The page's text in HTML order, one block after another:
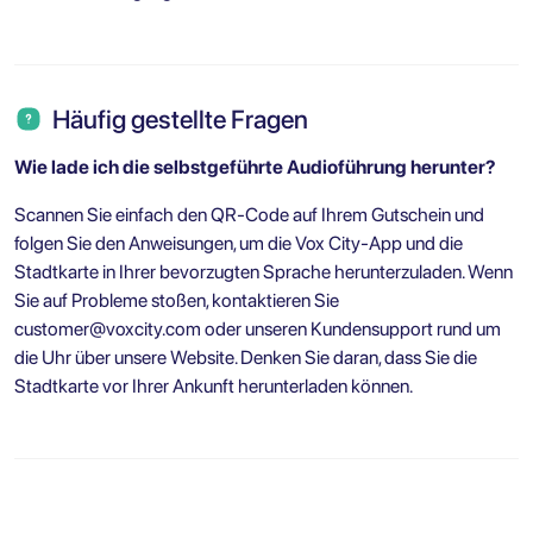
Häufig gestellte Fragen
Wie lade ich die selbstgeführte Audioführung herunter?
Scannen Sie einfach den QR-Code auf Ihrem Gutschein und
folgen Sie den Anweisungen, um die Vox City-App und die
Stadtkarte in Ihrer bevorzugten Sprache herunterzuladen. Wenn
Sie auf Probleme stoßen, kontaktieren Sie
customer@voxcity.com oder unseren Kundensupport rund um
die Uhr über unsere Website. Denken Sie daran, dass Sie die
Stadtkarte vor Ihrer Ankunft herunterladen können.